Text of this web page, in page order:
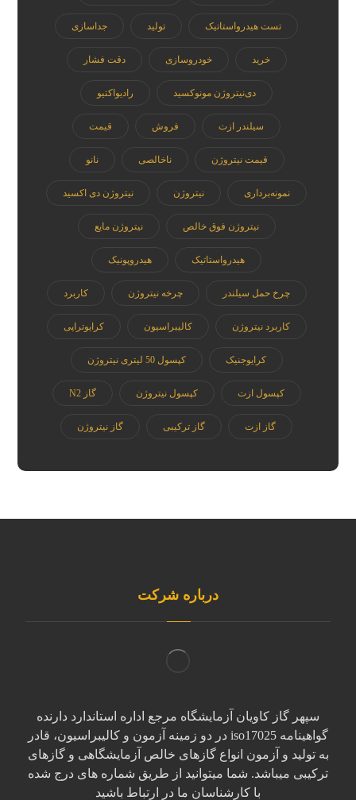
تست هیدرواستاتیک تولید جداسازی
خرید خودروسازی دقت فشار
دی‌نیتروژن مونوکسید رادیواکتیو
سیلندر ازت فروش قیمت
قیمت نیتروژن ناخالصی نانو
نمونه‌برداری نیتروژن نیتروژن دی اکسید
نیتروژن فوق خالص نیتروژن مایع
هیدرواستاتیک هیدروپونیک
چرخ حمل سیلندر چرخه نیتروژن کاربرد
کاربرد نیتروژن کالیبراسیون کرایوتراپی
کرایوجنیک کپسول 50 لیتری نیتروژن
کپسول ازت کپسول نیتروژن گاز N2
گاز ازت گاز ترکیبی گاز نیتروژن
درباره شرکت
سپهر گاز کاویان آزمایشگاه مرجع اداره استاندارد دارنده
گواهینامه iso17025 در دو زمینه آزمون و کالیبراسیون، قادر
به تولید و آزمون انواع گازهای خالص آزمایشگاهی و گازهای
ترکیبی میباشد. شما میتوانید از طریق شماره های درج شده
با کارشناسان ما در ارتباط باشید